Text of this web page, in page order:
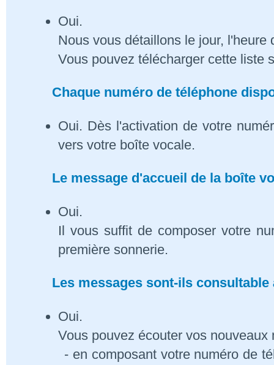
Oui.
Nous vous détaillons le jour,
Vous pouvez télécharger cette liste
Chaque numéro de téléphone
Oui. Dès l'activation de votre
vers votre boîte vocale.
Le message d'accueil de la boîte
Oui.
Il vous suffit de composer votre
première sonnerie.
Les messages sont-ils
Oui.
Vous pouvez écouter vos nouveaux
- en composant votre numéro de